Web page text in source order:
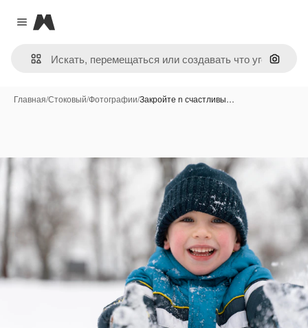
Close menu
Magnific
Поиск
Главная/Стоковый/Фотографии/Закройте n счастливы…